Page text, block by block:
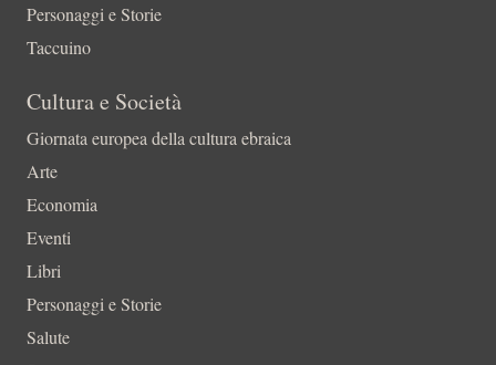
Personaggi e Storie
Taccuino
Cultura e Società
Giornata europea della cultura ebraica
Arte
Economia
Eventi
Libri
Personaggi e Storie
Salute